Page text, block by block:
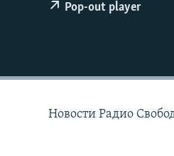
Pop-out player
Новости Радио